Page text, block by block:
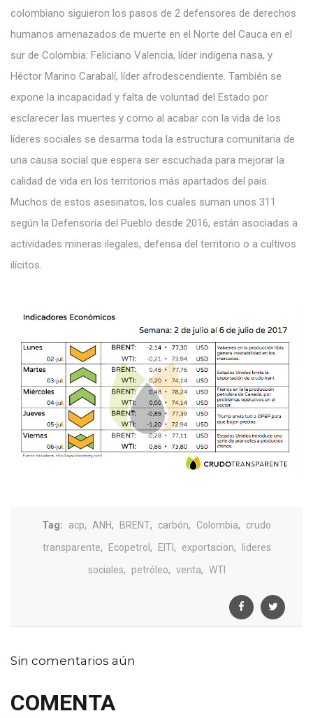
colombiano siguieron los pasos de 2 defensores de derechos
humanos amenazados de muerte en el Norte del Cauca en el
sur de Colombia: Feliciano Valencia, líder indígena nasa, y
Héctor Marino Carabalí, líder afrodescendiente. También se
expone la incapacidad y falta de voluntad del Estado por
esclarecer las muertes y como al acabar con la vida de los
líderes sociales se desarma toda la estructura comunitaria de
una causa social que espera ser escuchada para mejorar la
calidad de vida en los territorios más apartados del país.
Muchos de estos asesinatos, los cuales suman unos 311
según la Defensoría del Pueblo desde 2016, están asociadas a
actividades mineras ilegales, defensa del territorio o a cultivos
ilícitos.
Tag: acp, ANH, BRENT, carbón, Colombia,
crudo
transparente, Ecopetrol , EITI, exportacion,
lideres
sociales, petróleo, venta, WTI
Sin comentarios aún
COMENTA